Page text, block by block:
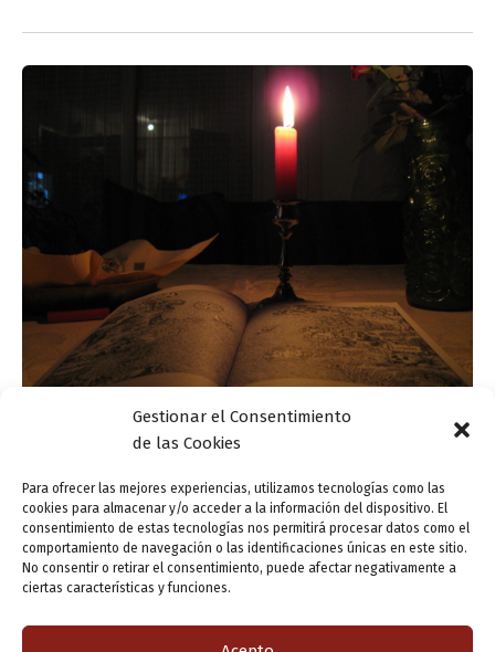
Gestionar el Consentimiento
de las Cookies
Para ofrecer las mejores experiencias, utilizamos tecnologías como las
cookies para almacenar y/o acceder a la información del dispositivo. El
consentimiento de estas tecnologías nos permitirá procesar datos como el
comportamiento de navegación o las identificaciones únicas en este sitio.
No consentir o retirar el consentimiento, puede afectar negativamente a
ciertas características y funciones.
Las exposiciones literarias cierran el año 2013
ensutinta/23 diciembre, 2013
Para rematar el año 2013 en estas fechas navideñas os
dejamos las exposiciones y actividades literarias de las